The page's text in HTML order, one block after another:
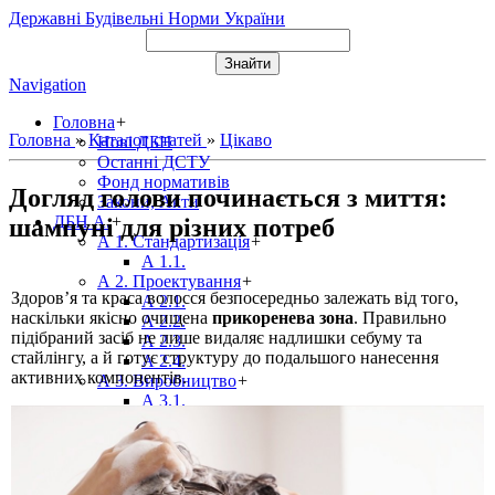
Державні Будівельні Норми України
Navigation
Головна+
Нові ДБН
Останні ДСТУ
Фонд нормативів
Закони, Акти
ДБН А.+
А 1. Стандартизація+
А 1.1.
А 2. Проектування+
А 2.1.
А 2.2.
А 2.3.
А 2.4.
А 3. Виробництво+
А 3.1.
А 3.2.
+
Б 1. Містобудування
Б 1.1.
Головна » Каталог статей » Цікаво
Догляд голови починається з миття:
шампуні для різних потреб
Здоров’я та краса волосся безпосередньо залежать від того,
наскільки якісно очищена прикоренева зона. Правильно
підібраний засіб не лише видаляє надлишки себуму та
стайлінгу, а й готує структуру до подальшого нанесення
активних компонентів.